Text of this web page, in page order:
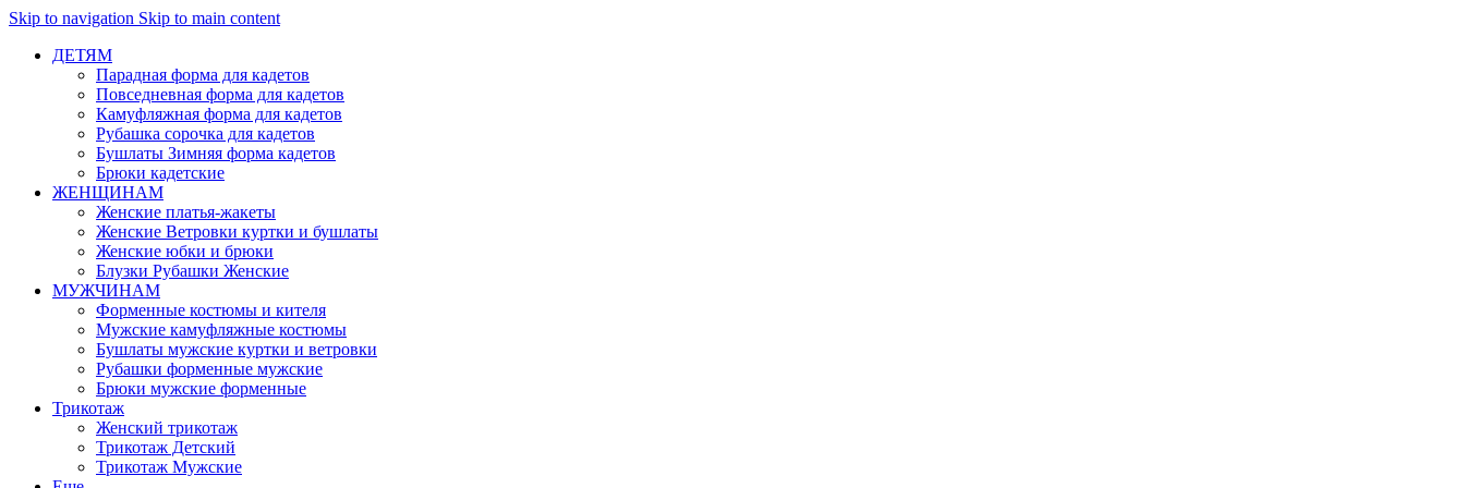
Skip to navigation Skip to main content
ДЕТЯМ
Парадная форма для кадетов
Повседневная форма для кадетов
Камуфляжная форма для кадетов
Рубашка сорочка для кадетов
Бушлаты Зимняя форма кадетов
Брюки кадетские
ЖЕНЩИНАМ
Женские платья-жакеты
Женские Ветровки куртки и бушлаты
Женские юбки и брюки
Блузки Рубашки Женские
МУЖЧИНАМ
Форменные костюмы и кителя
Мужские камуфляжные костюмы
Бушлаты мужские куртки и ветровки
Рубашки форменные мужские
Брюки мужские форменные
Трикотаж
Женский трикотаж
Трикотаж Детский
Трикотаж Мужские